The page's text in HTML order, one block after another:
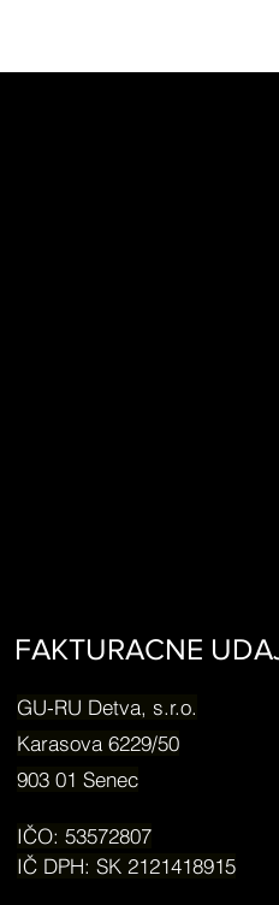
FAKTURACNE
GU-RU Detva, s.r.o.
Karasova 6229/50
903 01 Senec
IČO: 53572807
IČ DPH: SK 2121418915